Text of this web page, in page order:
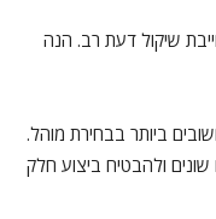
שיקול דעת רב. הנה
ביותר בבחירת מוהל.
ולהבטיח ביצוע חלק